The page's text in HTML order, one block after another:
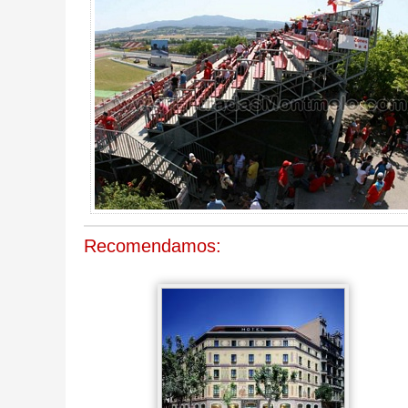
Recomendamos: